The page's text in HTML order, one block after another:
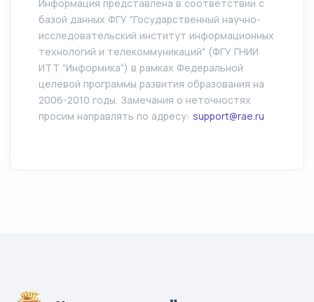
Информация представлена в соответствии с
базой данных ФГУ "Государственный научно-
исследовательский институт информационных
технологий и телекоммуникаций" (ФГУ ГНИИ
ИТТ "Информика") в рамках Федеральной
целевой программы развития образования на
2006-2010 годы. Замечания о неточностях
просим направлять по адресу: support@rae.ru